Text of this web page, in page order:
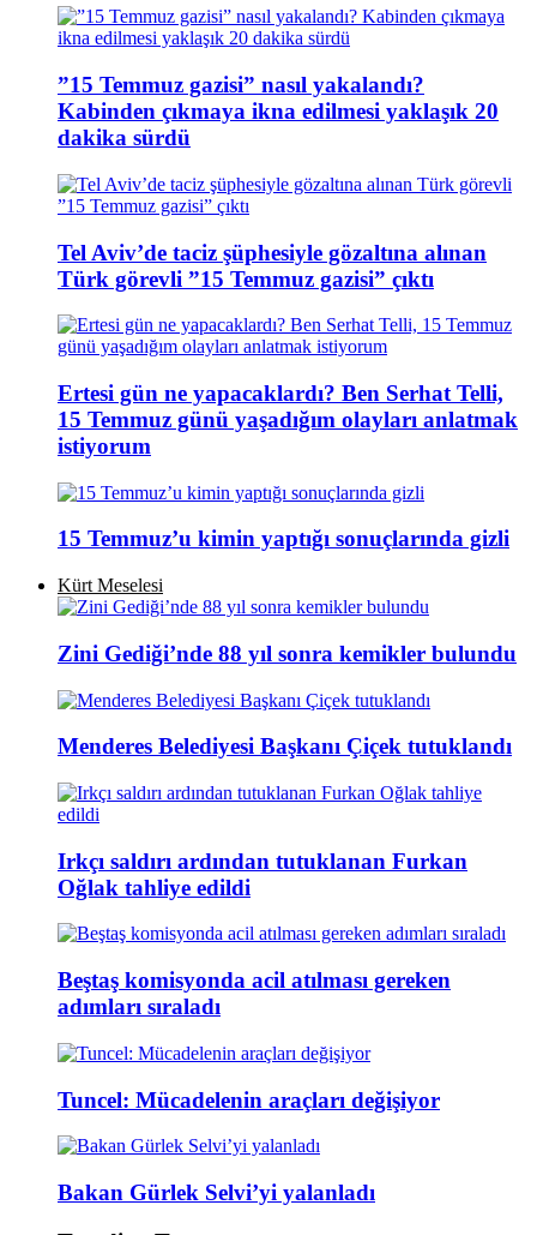
”15 Temmuz gazisi” nasıl yakalandı?
Kabinden çıkmaya ikna edilmesi yaklaşık 20
dakika sürdü
Tel Aviv’de taciz şüphesiyle gözaltına alınan
Türk görevli ”15 Temmuz gazisi” çıktı
Ertesi gün ne yapacaklardı? Ben Serhat Telli,
15 Temmuz günü yaşadığım olayları anlatmak
istiyorum
15 Temmuz’u kimin yaptığı sonuçlarında gizli
Kürt Meselesi
Zini Gediği’nde 88 yıl sonra kemikler bulundu
Menderes Belediyesi Başkanı Çiçek tutuklandı
Irkçı saldırı ardından tutuklanan Furkan
Oğlak tahliye edildi
Beştaş komisyonda acil atılması gereken
adımları sıraladı
Tuncel: Mücadelenin araçları değişiyor
Bakan Gürlek Selvi’yi yalanladı